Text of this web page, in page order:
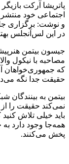
پاتریشا آرکت
اجتماعی خود
در این لس‌آنجلس
جیسون بیتمن
مصاحبه با نیکول
که جمهوری‌خواهان
حقیقت جدا نگه
بیتمن به
نمی‌کند حقیقت را
باید خیلی تلاش
همه‌جا وجود دارد به
پخش می‌کنند.